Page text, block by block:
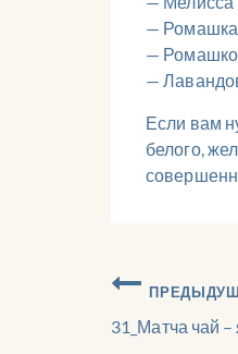
— Ромашка
—
—
Если вам
белого,
31_Матча чай